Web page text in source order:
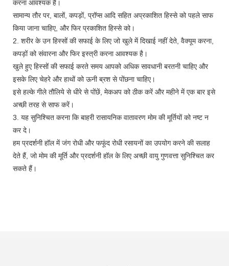
करना आवश्यक है।
सामान्य तौर पर, बालों, कपड़ों, प्रॉप्स आदि सहित अप्रकाशित हिस्से को पहले साफ
किया जाना चाहिए, और फिर प्रकाशित हिस्से को।
2. शरीर के उन हिस्सों की सफाई के लिए जो खुले में दिखाई नहीं देते, वैक्यूम करना,
कपड़ों को संवारना और फिर इस्त्री करना आवश्यक है।
खुले हुए हिस्सों की सफाई करते समय आपको अधिक सावधानी बरतनी चाहिए और
इसके लिए चेहरे और हाथों को ऊनी ब्रश से पोंछना चाहिए।
इसे हल्के गीले तौलिये से धीरे से पोंछें, मेकअप को ठीक करें और महीने में एक बार इसे
अच्छी तरह से साफ करें।
3. यह सुनिश्चित करना कि बाहरी रासायनिक वातावरण मोम की मूर्तियों को नष्ट न
कर दे।
हम प्रदर्शनी हॉल में जंग रोधी और फफूंद रोधी रसायनों का उपयोग करने की सलाह
देते हैं, जो मोम की मूर्ति और प्रदर्शनी हॉल के लिए अच्छी वायु गुणवत्ता सुनिश्चित कर
सकते हैं।